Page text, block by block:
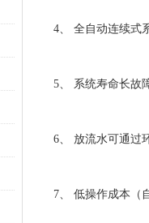
4、 全自动连续式
5、 系统寿命长故
6、 放流水可通过
7、 低操作成本（